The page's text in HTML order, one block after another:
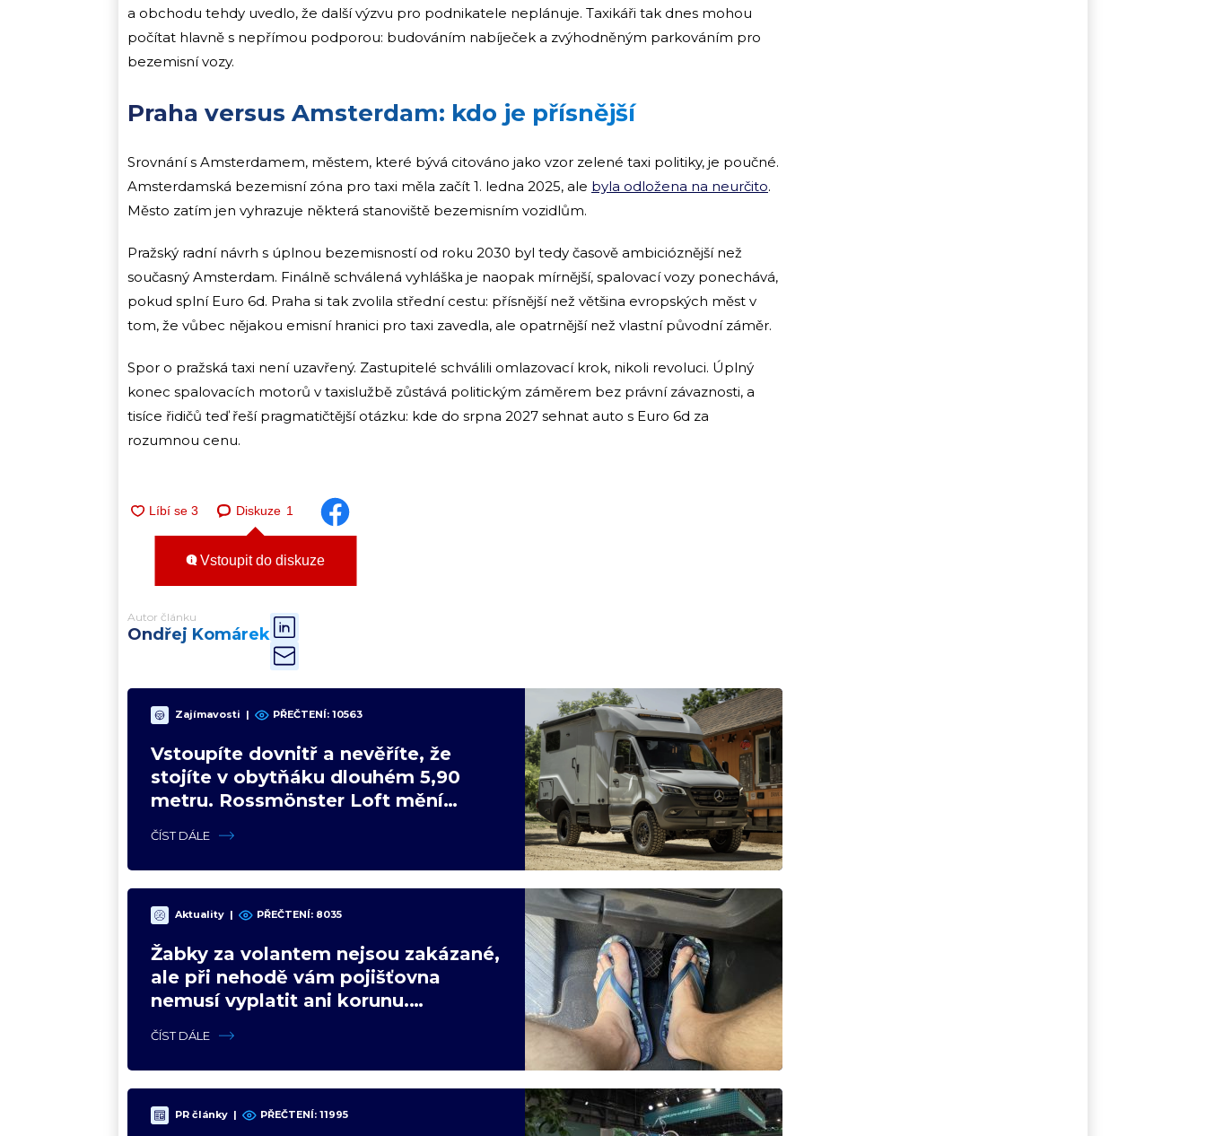
a obchodu tehdy uvedlo, že další výzvu pro podnikatele neplánuje. Taxikáři tak dnes mohou
počítat hlavně s nepřímou podporou: budováním nabíječek a zvýhodněným parkováním pro
bezemisní vozy.
Praha versus Amsterdam: kdo je přísnější
Srovnání s Amsterdamem, městem, které bývá citováno jako vzor zelené taxi politiky, je poučné.
Amsterdamská bezemisní zóna pro taxi měla začít 1. ledna 2025, ale byla odložena na neurčito.
Město zatím jen vyhrazuje některá stanoviště bezemisním vozidlům.
Pražský radní návrh s úplnou bezemisností od roku 2030 byl tedy časově ambicióznější než
současný Amsterdam. Finálně schválená vyhláška je naopak mírnější, spalovací vozy ponechává,
pokud splní Euro 6d. Praha si tak zvolila střední cestu: přísnější než většina evropských měst v
tom, že vůbec nějakou emisní hranici pro taxi zavedla, ale opatrnější než vlastní původní záměr.
Spor o pražská taxi není uzavřený. Zastupitelé schválili omlazovací krok, nikoli revoluci. Úplný
konec spalovacích motorů v taxislužbě zůstává politickým záměrem bez právní závaznosti, a
tisíce řidičů teď řeší pragmatičtější otázku: kde do srpna 2027 sehnat auto s Euro 6d za
rozumnou cenu.
Diskuze 1
Vstoupit do diskuze
Autor článku
Ondřej Komárek
Zajímavosti | PŘEČTENÍ: 10563
Vstoupíte dovnitř a nevěříte, že
stojíte v obytňáku dlouhém 5,90
metru. Rossmönster Loft mění
představy o kempování
ČÍST DÁLE
Aktuality | PŘEČTENÍ: 8035
Žabky za volantem nejsou zakázané,
ale při nehodě vám pojišťovna
nemusí vyplatit ani korunu.
Vysvětlíme proč
ČÍST DÁLE
PR články | PŘEČTENÍ: 11995